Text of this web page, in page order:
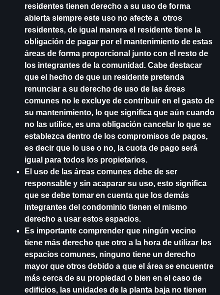
residentes tienen derecho a su uso de forma
abierta siempre este uso no afecte a otros
residentes, de igual manera el residente tiene la
obligación de pagar por el mantenimiento de estas
áreas de forma proporcional junto con el resto de
los integrantes de la comunidad. Cabe destacar
que el hecho de que un residente pretenda
renunciar a su derecho de uso de las áreas
comunes no le excluye de contribuir en el gasto de
su mantenimiento, lo que significa que aún cuando
no las utilice, es una obligación cancelar lo que se
establezca dentro de los compromisos de pagos,
es decir que lo use o no, la cuota de pago será
igual para todos los propietarios.
El uso de las áreas comunes debe de ser
responsable y sin acaparar su uso, esto significa
que se debe tomar en cuenta que los demás
integrantes del condominio tienen el mismo
derecho a usar estos espacios.
Es importante comprender que ningún vecino
tiene más derecho que otro a la hora de utilizar los
espacios comunes, ninguno tiene un derecho
mayor que otros debido a que el área se encuentre
más cerca de su propiedad o bien en el caso de
edificios, las unidades de la planta baja no tienen